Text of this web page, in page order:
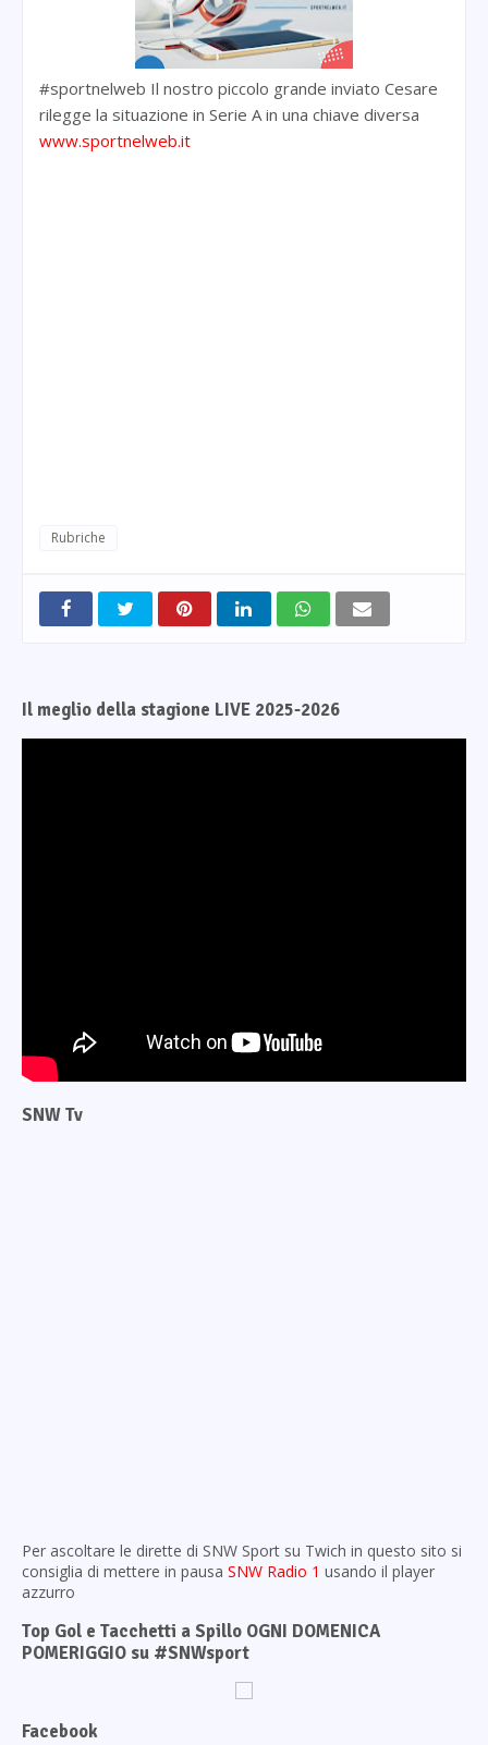
#sportnelweb Il nostro piccolo grande inviato Cesare
rilegge la situazione in Serie A in una chiave diversa
www.sportnelweb.it
Rubriche
Il meglio della stagione LIVE 2025-2026
SNW Tv
Per ascoltare le dirette di SNW Sport su Twich in questo sito si
consiglia di mettere in pausa SNW Radio 1 usando il player
azzurro
Top Gol e Tacchetti a Spillo OGNI DOMENICA
POMERIGGIO su #SNWsport
Facebook